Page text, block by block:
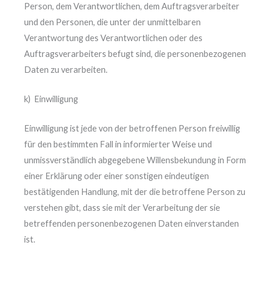
Person, dem Verantwortlichen, dem Auftragsverarbeiter
und den Personen, die unter der unmittelbaren
Verantwortung des Verantwortlichen oder des
Auftragsverarbeiters befugt sind, die personenbezogenen
Daten zu verarbeiten.
k) Einwilligung
Einwilligung ist jede von der betroffenen Person freiwillig
für den bestimmten Fall in informierter Weise und
unmissverständlich abgegebene Willensbekundung in Form
einer Erklärung oder einer sonstigen eindeutigen
bestätigenden Handlung, mit der die betroffene Person zu
verstehen gibt, dass sie mit der Verarbeitung der sie
betreffenden personenbezogenen Daten einverstanden
ist.